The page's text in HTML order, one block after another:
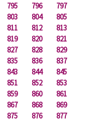
795 796
797
803 804
805
811 812
813
819 820
821
827 828
829
835 836
837
843 844
845
851 852
853
859 860
861
867 868
869
875 876
877